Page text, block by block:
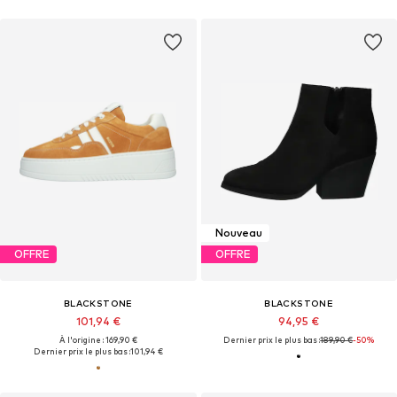
OFFRE
BLACKSTONE
101,94 €
À l'origine : 169,90 €
Dernier prix le plus bas :101,94 €
Nouveau
OFFRE
BLACKSTONE
94,95 €
Dernier prix le plus bas :189,90 €-50%